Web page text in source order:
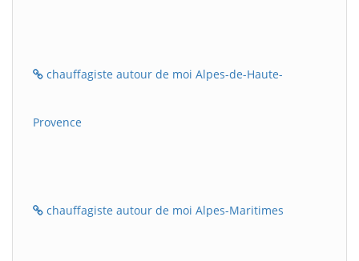
chauffagiste autour de moi Alpes-de-Haute-
Provence
chauffagiste autour de moi Alpes-Maritimes